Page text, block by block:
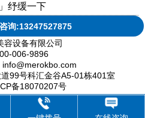
纾缓一下
询:13247527875
容设备有限公司
006-9896
info@merokbo.com
99号科汇金谷A5-01栋401室
备18070207号